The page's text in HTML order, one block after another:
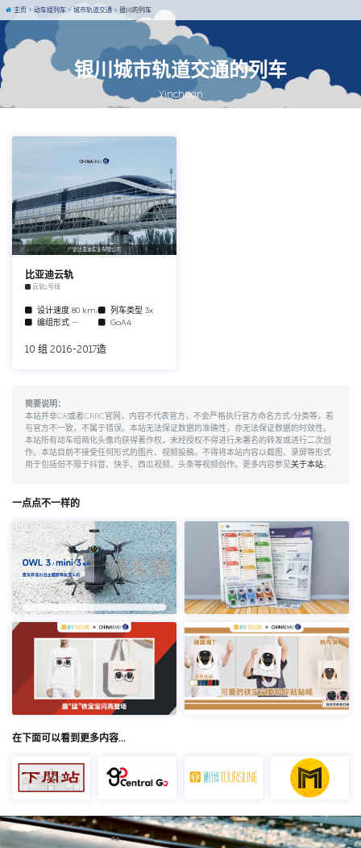
银川城市轨道交通的列车
Yinchuan
主页 动车组列车 城市轨道交通 银川的列车
广安比亚迪实业有限公司
比亚迪云轨
云轨1号线
设计速度 80 km/h 列车类型 3x
编组形式 -- GoA4
10 组 2016-2017造
简要说明：
本站并非CR或者CRRC官网，内容不代表官方，不会严格执行官方命名方式/分类等，若
与官方不一致，不属于错误。本站无法保证数据的准确性，亦无法保证数据的时效性。
本站所有动车组萌化头像均获得著作权，未经授权不得进行未署名的转发或进行二次创
作。本站目前不接受任何形式的图片、视频投稿。不得将本站内容以截图、录屏等形式
用于包括但不限于抖音、快手、西瓜视频、头条等视频创作。更多内容参见关于本站。
一点点不一样的
在下面可以看到更多内容…